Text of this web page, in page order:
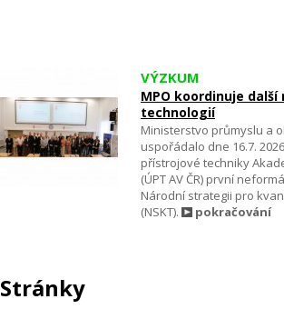
VÝZKUM
MPO koordinuje
technologií
Ministerstvo průmyslu a
uspořádalo dne 16.7.
přístrojové techniky
(ÚPT AV ČR) první
Národní strategii pro
(NSKT).
pokračování
Stránky